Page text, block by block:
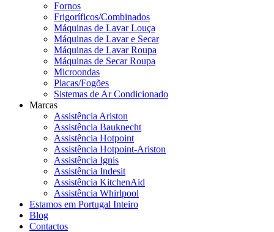
Fornos
Frigoríficos/Combinados
Máquinas de Lavar Louça
Máquinas de Lavar e Secar
Máquinas de Lavar Roupa
Máquinas de Secar Roupa
Microondas
Placas/Fogões
Sistemas de Ar Condicionado
Marcas
Assistência Ariston
Assistência Bauknecht
Assistência Hotpoint
Assistência Hotpoint-Ariston
Assistência Ignis
Assistência Indesit
Assistência KitchenAid
Assistência Whirlpool
Estamos em Portugal Inteiro
Blog
Contactos